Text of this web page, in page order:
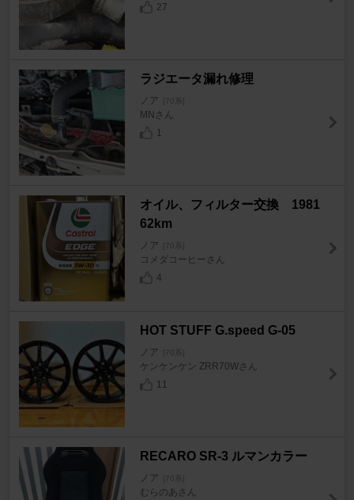
27
ラジエータ漏れ修理
ノア [70系]
MNさん
1
オイル、フィルター交換 1981
62km
ノア [70系]
コメダコーヒーさん
4
HOT STUFF G.speed G-05
ノア [70系]
ケンケンケン ZRR70Wさん
11
RECARO SR-3 ルマンカラー
ノア [70系]
むらのあさん